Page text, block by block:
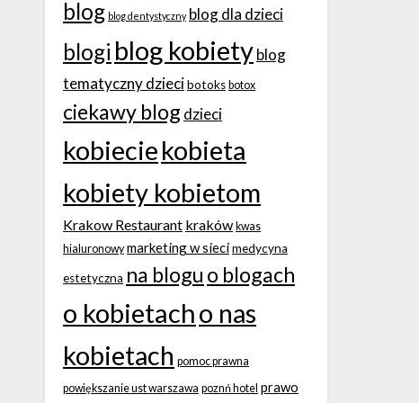
blog blog dentystyczny blog dla dzieci
blogi blog kobietyblog
tematyczny dziecibotoks botox
ciekawy blog dzieci
kobieciekobieta
kobiety kobietom
Krakow Restaurant kraków kwas
hialuronowy marketing w siecimedycyna
estetyczna na blogu o blogach
o kobietacho nas
kobietach pomoc prawna
powiększanie ust warszawa poznń hotel prawo